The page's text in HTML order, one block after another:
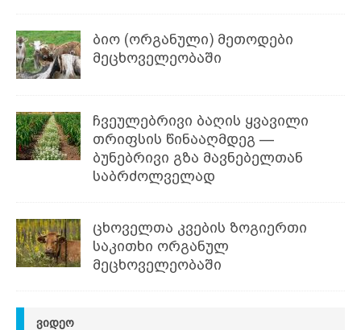
ბიო (ორგანული) მეთოდები
მეცხოველეობაში
ჩვეულებრივი ბაღის ყვავილი
თრიფსის წინააღმდეგ —
ბუნებრივი გზა მავნებელთან
საბრძოლველად
ცხოველთა კვების ზოგიერთი
საკითხი ორგანულ
მეცხოველეობაში
ᲕᲘᲓᲔᲝ